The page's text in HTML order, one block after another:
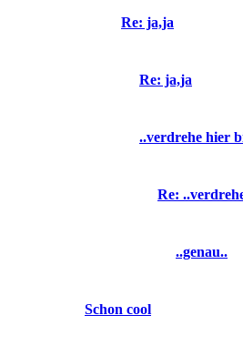
Re: ja,ja
Re: ja,ja
..verdrehe hier
Re:
..genau..
Schon cool